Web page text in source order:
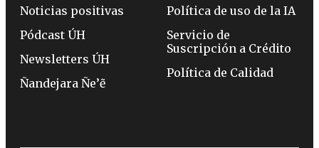
Noticias positivas
Pódcast ÚH
Newsletters ÚH
Ñandejara Ñe’ẽ
Política de uso de la IA
Servicio de
Suscripción a Crédito
Política de Calidad